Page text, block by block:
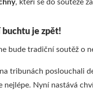
, kteří se do soutěže
buchtu je zpět!
bude tradiční soutěž o
tribunách poslouchali
nejlépe. Nyní nastává